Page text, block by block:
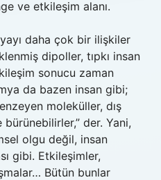
ve etkileşim alanı.
daha çok bir ilişkiler
dipoller, tıpkı insan
sonucu zaman
da bazen insan gibi;
moleküller, dış
der. Yani,
olgu değil, insan
gibi. Etkileşimler,
Bütün bunlar